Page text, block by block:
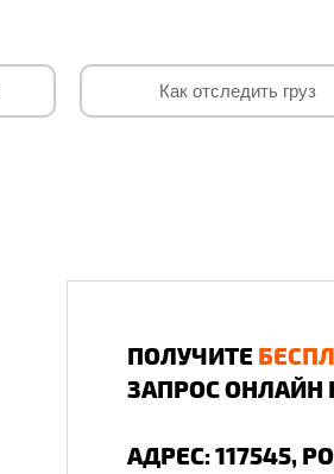
Как отследить груз
ПОЛУЧИТЕ
ЗАПРОС ОНЛАЙН
АДРЕС: 117545,